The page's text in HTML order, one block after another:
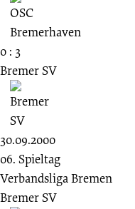
0 : 3
Bremer SV
30.09.2000
06. Spieltag
Verbandsliga Bremen
Bremer SV